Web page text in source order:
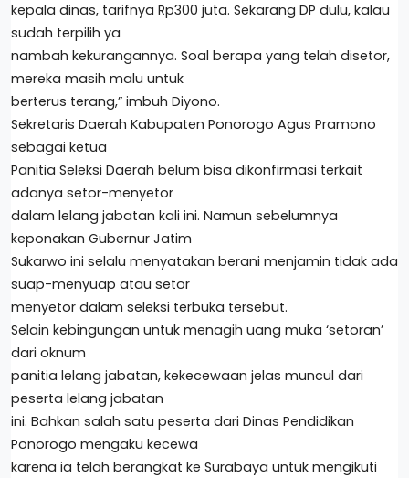
kepala dinas, tarifnya Rp300 juta. Sekarang DP dulu, kalau
sudah terpilih ya
nambah kekurangannya. Soal berapa yang telah disetor,
mereka masih malu untuk
berterus terang,” imbuh Diyono.
Sekretaris Daerah Kabupaten Ponorogo Agus Pramono
sebagai ketua
Panitia Seleksi Daerah belum bisa dikonfirmasi terkait
adanya setor-menyetor
dalam lelang jabatan kali ini. Namun sebelumnya
keponakan Gubernur Jatim
Sukarwo ini selalu menyatakan berani menjamin tidak ada
suap-menyuap atau setor
menyetor dalam seleksi terbuka tersebut.
Selain kebingungan untuk menagih uang muka ‘setoran’
dari oknum
panitia lelang jabatan, kekecewaan jelas muncul dari
peserta lelang jabatan
ini. Bahkan salah satu peserta dari Dinas Pendidikan
Ponorogo mengaku kecewa
karena ia telah berangkat ke Surabaya untuk mengikuti